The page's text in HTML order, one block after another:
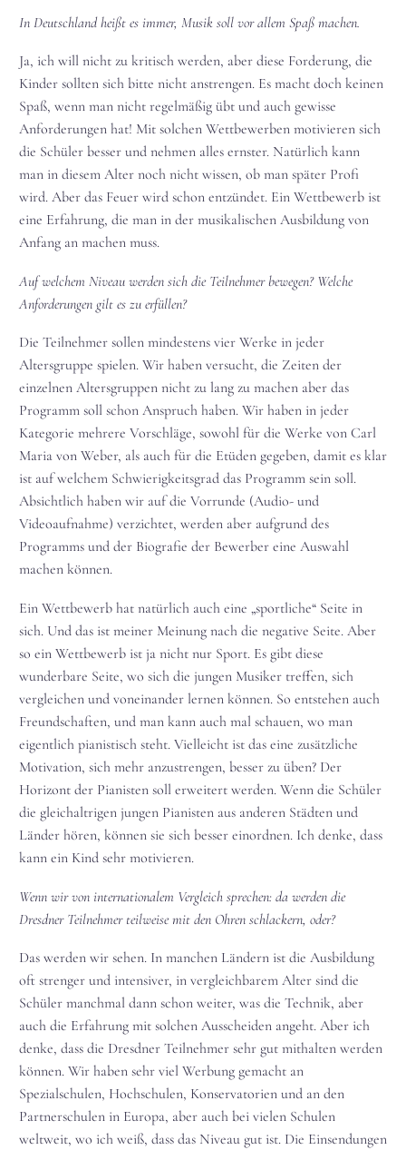
In Deutschland heißt es immer, Musik soll vor allem Spaß machen.
Ja, ich will nicht zu kritisch werden, aber diese Forderung, die
Kinder sollten sich bitte nicht anstrengen. Es macht doch keinen
Spaß, wenn man nicht regelmäßig übt und auch gewisse
Anforderungen hat! Mit solchen Wettbewerben motivieren sich
die Schüler besser und nehmen alles ernster. Natürlich kann
man in diesem Alter noch nicht wissen, ob man später Profi
wird. Aber das Feuer wird schon entzündet. Ein Wettbewerb ist
eine Erfahrung, die man in der musikalischen Ausbildung von
Anfang an machen muss.
Auf welchem Niveau werden sich die Teilnehmer bewegen? Welche
Anforderungen gilt es zu erfüllen?
Die Teilnehmer sollen mindestens vier Werke in jeder
Altersgruppe spielen. Wir haben versucht, die Zeiten der
einzelnen Altersgruppen nicht zu lang zu machen aber das
Programm soll schon Anspruch haben. Wir haben in jeder
Kategorie mehrere Vorschläge, sowohl für die Werke von Carl
Maria von Weber, als auch für die Etüden gegeben, damit es klar
ist auf welchem Schwierigkeitsgrad das Programm sein soll.
Absichtlich haben wir auf die Vorrunde (Audio- und
Videoaufnahme) verzichtet, werden aber aufgrund des
Programms und der Biografie der Bewerber eine Auswahl
machen können.
Ein Wettbewerb hat natürlich auch eine „sportliche“ Seite in
sich. Und das ist meiner Meinung nach die negative Seite. Aber
so ein Wettbewerb ist ja nicht nur Sport. Es gibt diese
wunderbare Seite, wo sich die jungen Musiker treffen, sich
vergleichen und voneinander lernen können. So entstehen auch
Freundschaften, und man kann auch mal schauen, wo man
eigentlich pianistisch steht. Vielleicht ist das eine zusätzliche
Motivation, sich mehr anzustrengen, besser zu üben? Der
Horizont der Pianisten soll erweitert werden. Wenn die Schüler
die gleichaltrigen jungen Pianisten aus anderen Städten und
Länder hören, können sie sich besser einordnen. Ich denke, dass
kann ein Kind sehr motivieren.
Wenn wir von internationalem Vergleich sprechen: da werden die
Dresdner Teilnehmer teilweise mit den Ohren schlackern, oder?
Das werden wir sehen. In manchen Ländern ist die Ausbildung
oft strenger und intensiver, in vergleichbarem Alter sind die
Schüler manchmal dann schon weiter, was die Technik, aber
auch die Erfahrung mit solchen Ausscheiden angeht. Aber ich
denke, dass die Dresdner Teilnehmer sehr gut mithalten werden
können. Wir haben sehr viel Werbung gemacht an
Spezialschulen, Hochschulen, Konservatorien und an den
Partnerschulen in Europa, aber auch bei vielen Schulen
weltweit, wo ich weiß, dass das Niveau gut ist. Die Einsendungen